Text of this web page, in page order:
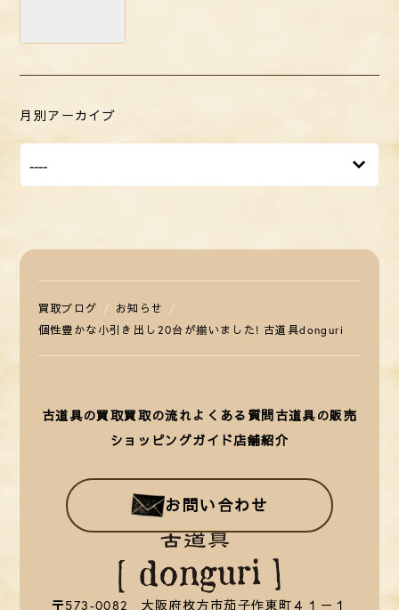
月別アーカイブ
買取ブログ
お知らせ
個性豊かな小引き出し20台が揃いました! 古道具donguri
古道具の買取買取の流れよくある質問 古道具の販売
ショッピングガイド店舗紹介
お問い合わせ
〒573-0082 大阪府枚方市茄子作東町４１－１